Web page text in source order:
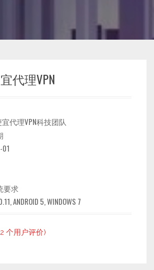
代理VPN
代理VPN科技团队
要求
ANDROID 5, WINDOWS 7
个用户评价)